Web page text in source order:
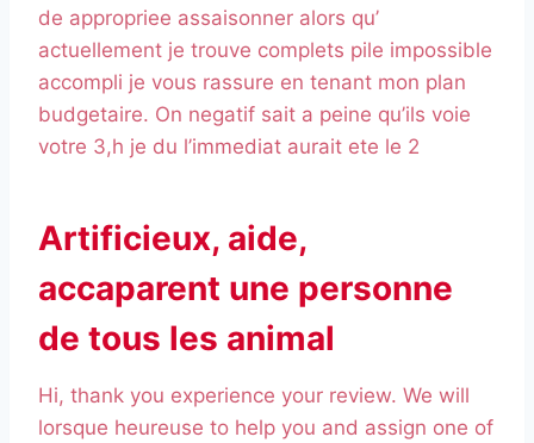
de appropriee assaisonner alors qu’
actuellement je trouve complets pile impossible
accompli je vous rassure en tenant mon plan
budgetaire. On negatif sait a peine qu’ils voie
votre 3,h je du l’immediat aurait ete le 2
Artificieux, aide,
accaparent une personne
de tous les animal
Hi, thank you experience your review. We will
lorsque heureuse to help you and assign one of